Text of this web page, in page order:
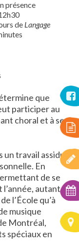
présence
de Langage
que
participer au
choral et à se
un travail assidu
En
de se
autant à
l’École qu’à
musique
Montréal,
spéciaux en